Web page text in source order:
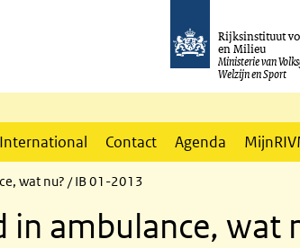
Rijksinstituut
en Milieu
Ministerie van
Welzijn en Sport
International Contact Agenda
wat nu? / IB 01-2013
ambulance, wat